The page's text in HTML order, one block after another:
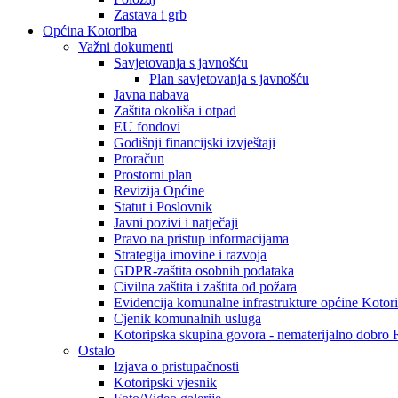
Zastava i grb
Općina Kotoriba
Važni dokumenti
Savjetovanja s javnošću
Plan savjetovanja s javnošću
Javna nabava
Zaštita okoliša i otpad
EU fondovi
Godišnji financijski izvještaji
Proračun
Prostorni plan
Revizija Općine
Statut i Poslovnik
Javni pozivi i natječaji
Pravo na pristup informacijama
Strategija imovine i razvoja
GDPR-zaštita osobnih podataka
Civilna zaštita i zaštita od požara
Evidencija komunalne infrastrukture općine
Cjenik komunalnih usluga
Kotoripska skupina govora - nematerijalno dobro
Ostalo
Izjava o pristupačnosti
Kotoripski vjesnik